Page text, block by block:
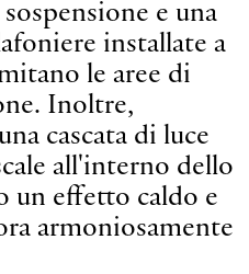
e una
installate a
le aree di
Inoltre,
cascata di luce
all'interno dello
un effetto caldo e
armoniosamente